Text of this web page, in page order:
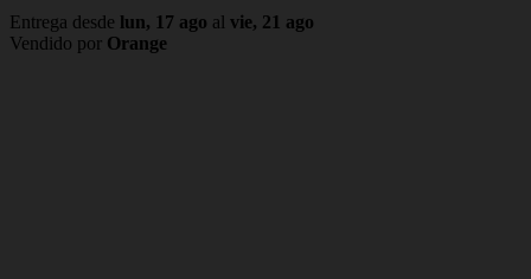
Entrega desde lun, 17 ago al vie, 21 ago
Vendido por Orange